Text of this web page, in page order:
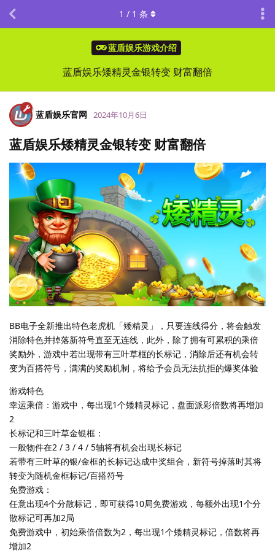
蓝盾娱乐游戏介绍
蓝盾娱乐矮精灵金银转变 财富翻倍
1 / 1 条
蓝盾娱乐官网 2024年10月6日
蓝盾娱乐矮精灵金银转变 财富翻倍
BB电子全新推出特色老虎机「矮精灵」，只要连线得分，将会触发
消除特色并掉落新符号直至无连线，此外，除了拥有可累积的乘倍
奖励外，游戏中若出现带有三叶草框的长标记，消除后还有机会转
变为百搭符号，满满的奖励机制，将给予会员无法抗拒的爆奖体验
游戏特色
幸运乘倍：游戏中，每出现1个矮精灵标记，盘面派彩倍数将再增加
2
长标记和三叶草金银框：
一般物件在2 / 3 / 4 / 5轴将有机会出现长标记
若带有三叶草的银/金框的长标记达成中奖组合，新符号掉落时其将
转变为随机金框标记/百搭符号
免费游戏：
任意出现4个分散标记，即可获得10局免费游戏，每额外出现1个分
散标记可再加2局
免费游戏中，初始乘倍倍数为2，每出现1个矮精灵标记，倍数将再
增加2